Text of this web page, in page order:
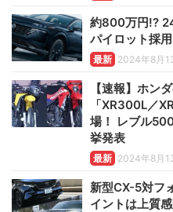
約800万円!?
パイロット採
最新 2024年8月
【速報】ホン
「XR300L／
場！ レブル
挙発表
最新 2024年8月
新型CX-5対フ
イントは上質